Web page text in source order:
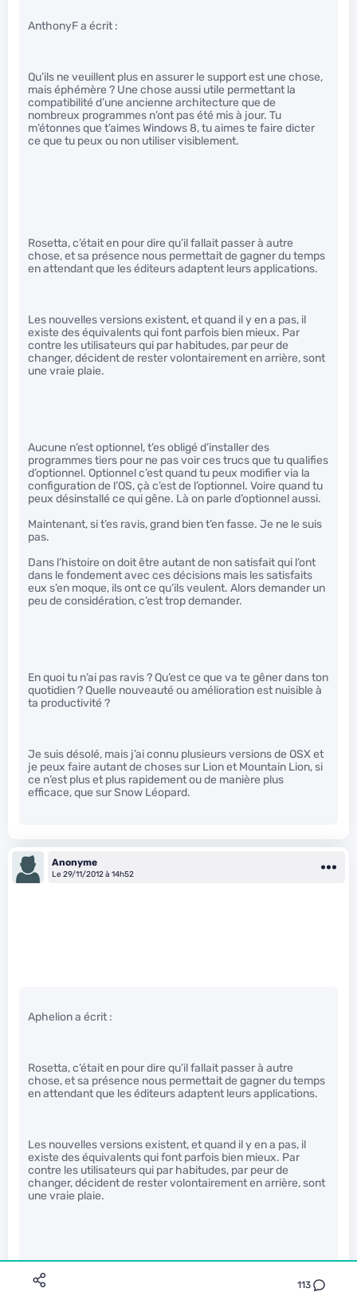
113
AnthonyF a écrit :
Qu’ils ne veuillent plus en assurer le support est une chose,
mais éphémère ? Une chose aussi utile permettant la
compatibilité d’une ancienne architecture que de
nombreux programmes n’ont pas été mis à jour. Tu
m’étonnes que t’aimes Windows 8, tu aimes te faire dicter
ce que tu peux ou non utiliser visiblement.
Rosetta, c’était en pour dire qu’il fallait passer à autre
chose, et sa présence nous permettait de gagner du temps
en attendant que les éditeurs adaptent leurs applications.
Les nouvelles versions existent, et quand il y en a pas, il
existe des équivalents qui font parfois bien mieux. Par
contre les utilisateurs qui par habitudes, par peur de
changer, décident de rester volontairement en arrière, sont
une vraie plaie.
Aucune n’est optionnel, t’es obligé d’installer des
programmes tiers pour ne pas voir ces trucs que tu qualifies
d’optionnel. Optionnel c’est quand tu peux modifier via la
configuration de l’OS, çà c’est de l’optionnel. Voire quand tu
peux désinstallé ce qui gêne. Là on parle d’optionnel aussi.
Maintenant, si t’es ravis, grand bien t’en fasse. Je ne le suis
pas.
Dans l’histoire on doit être autant de non satisfait qui l’ont
dans le fondement avec ces décisions mais les satisfaits
eux s’en moque, ils ont ce qu’ils veulent. Alors demander un
peu de considération, c’est trop demander.
En quoi tu n’ai pas ravis ? Qu’est ce que va te gêner dans ton
quotidien ? Quelle nouveauté ou amélioration est nuisible à
ta productivité ?
Je suis désolé, mais j’ai connu plusieurs versions de OSX et
je peux faire autant de choses sur Lion et Mountain Lion, si
ce n’est plus et plus rapidement ou de manière plus
efficace, que sur Snow Léopard.
Anonyme
Le 29/11/2012 à 14h52
Aphelion a écrit :
Rosetta, c’était en pour dire qu’il fallait passer à autre
chose, et sa présence nous permettait de gagner du temps
en attendant que les éditeurs adaptent leurs applications.
Les nouvelles versions existent, et quand il y en a pas, il
existe des équivalents qui font parfois bien mieux. Par
contre les utilisateurs qui par habitudes, par peur de
changer, décident de rester volontairement en arrière, sont
une vraie plaie.
Explique çà à tes enfants que leur jeu ne fonctionne plus
parce que Apple en a marre des utilisateurs qui n’ont pas le